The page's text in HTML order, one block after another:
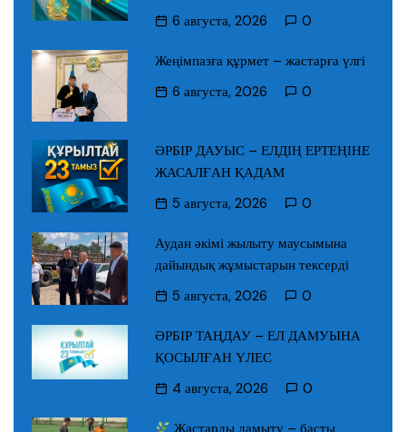
6 августа, 2026
0
Жеңімпазға құрмет – жастарға үлгі
6 августа, 2026
0
ӘРБІР ДАУЫС – ЕЛДІҢ ЕРТЕҢІНЕ
ЖАСАЛҒАН ҚАДАМ
5 августа, 2026
0
Аудан әкімі жылыту маусымына
дайындық жұмыстарын тексерді
5 августа, 2026
0
ӘРБІР ТАҢДАУ – ЕЛ ДАМУЫНА
ҚОСЫЛҒАН ҮЛЕС
4 августа, 2026
0